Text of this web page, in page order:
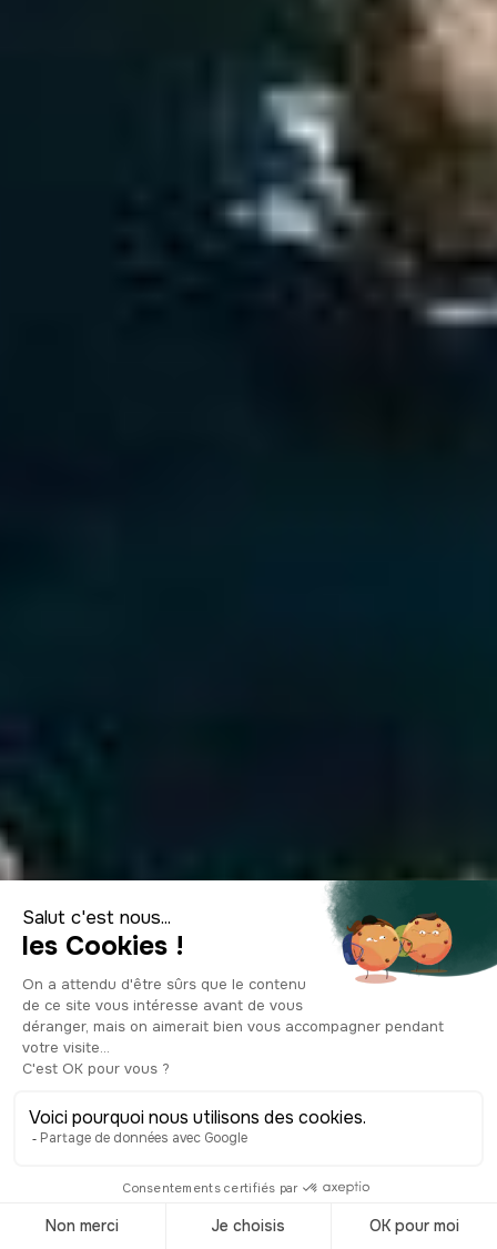
Îles du Frioul : 15
incontournables à
faire en 2026